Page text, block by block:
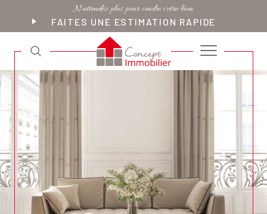
N'attendez plus pour vendre votre bien
FAITES UNE ESTIMATION RAPIDE